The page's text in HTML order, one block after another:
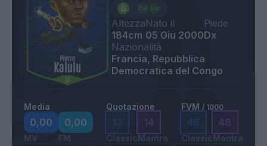
Altezza
184cm
Nato il
05 Giu 2000
Piede
Dx
Nazionalità
Francia, Repubblica
Democratica del Congo
Media
0,00
MV
0,00
FM
Quotazione
13
Classic
14
Mantra
FVM / 1000
46
Classic
48
Mantra